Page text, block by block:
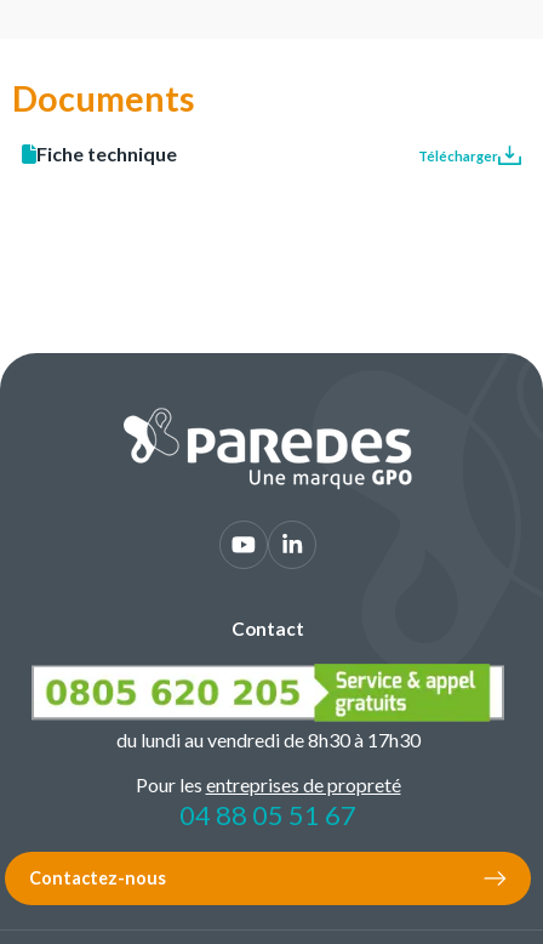
Documents
Fiche technique Télécharger
Contact
du lundi au vendredi de 8h30 à 17h30
Pour les entreprises de propreté
04 88 05 51 67
Contactez-nous